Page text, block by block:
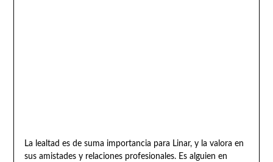
La lealtad es de suma importancia para Linar, y la valora en
sus amistades y relaciones profesionales. Es alguien en